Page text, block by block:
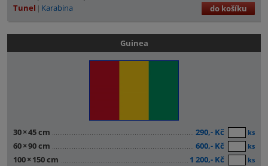
Tunel
Karabina do košíku
Guinea
30×45 cm 290,- Kč ks
60×90 cm 600,- Kč ks
100× 150 cm 1 200,- Kč ks